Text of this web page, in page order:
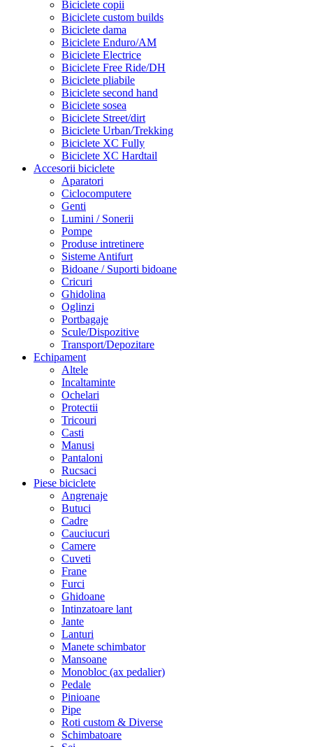
Biciclete copii
Biciclete custom builds
Biciclete dama
Biciclete Enduro/AM
Biciclete Electrice
Biciclete Free Ride/DH
Biciclete pliabile
Biciclete second hand
Biciclete sosea
Biciclete Street/dirt
Biciclete Urban/Trekking
Biciclete XC Fully
Biciclete XC Hardtail
Accesorii biciclete
Aparatori
Ciclocomputere
Genti
Lumini / Sonerii
Pompe
Produse intretinere
Sisteme Antifurt
Bidoane / Suporti bidoane
Cricuri
Ghidolina
Oglinzi
Portbagaje
Scule/Dispozitive
Transport/Depozitare
Echipament
Altele
Incaltaminte
Ochelari
Protectii
Tricouri
Casti
Manusi
Pantaloni
Rucsaci
Piese biciclete
Angrenaje
Butuci
Cadre
Cauciucuri
Camere
Cuveti
Frane
Furci
Ghidoane
Intinzatoare lant
Jante
Lanturi
Manete schimbator
Mansoane
Monobloc (ax pedalier)
Pedale
Pinioane
Pipe
Roti custom & Diverse
Schimbatoare